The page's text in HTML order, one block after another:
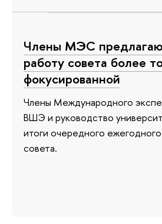
Члены МЭС
работу совета более
фокусированной
Члены Международного
ВШЭ и руководство
итоги очередного
совета.